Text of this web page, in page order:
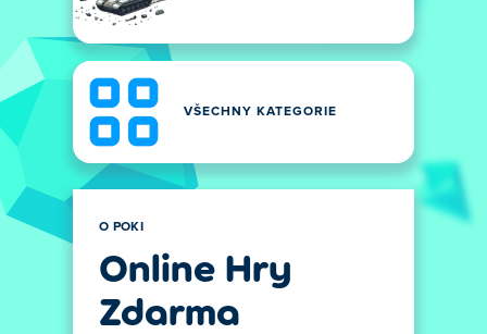
VŠECHNY KATEGORIE
O POKI
Online Hry
Zdarma